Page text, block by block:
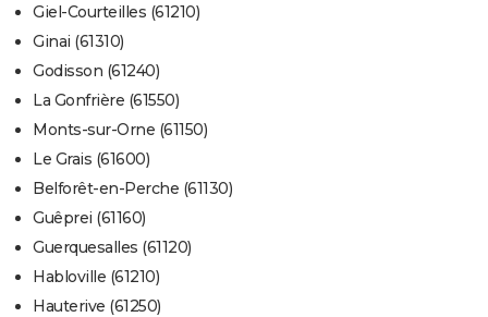
Giel-Courteilles (61210)
Ginai (61310)
Godisson (61240)
La Gonfrière (61550)
Monts-sur-Orne (61150)
Le Grais (61600)
Belforêt-en-Perche (61130)
Guêprei (61160)
Guerquesalles (61120)
Habloville (61210)
Hauterive (61250)